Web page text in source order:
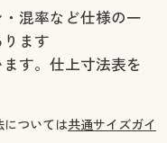
混率など仕様の一
ます
す。仕上寸法表を
ついては共通サイズガイ